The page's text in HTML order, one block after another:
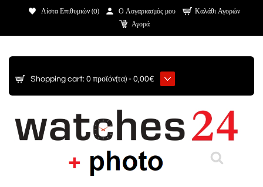
Λίστα Επιθυμιών (0) Ο Λογαριασμός μου
Καλάθι Αγορών
Αγορά
Shopping cart: 0 προϊόν(τα) - 0,00€